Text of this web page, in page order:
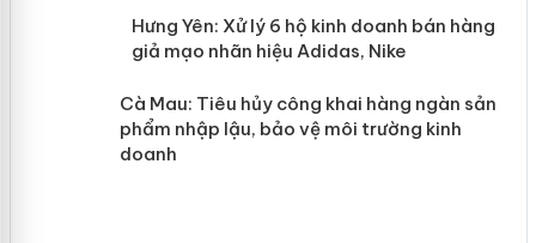
Hưng Yên: Xử lý 6 hộ kinh doanh bán
hàng giả mạo nhãn hiệu Adidas, Nike